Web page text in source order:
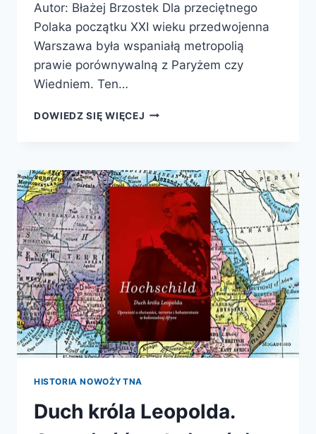
Autor: Błażej Brzostek Dla przeciętnego
Polaka początku XXI wieku przedwojenna
Warszawa była wspaniałą metropolią
prawie porównywalną z Paryżem czy
Wiedniem. Ten…
DOWIEDZ SIĘ WIĘCEJ PARYŻE
I BUKARESZT,
XIX
I XX
WIEK
HISTORIA NOWOŻYTNA
Duch króla Leopolda.